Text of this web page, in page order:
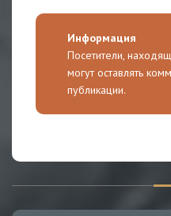
Информация
Посетители,
могут оставлять
публикации.